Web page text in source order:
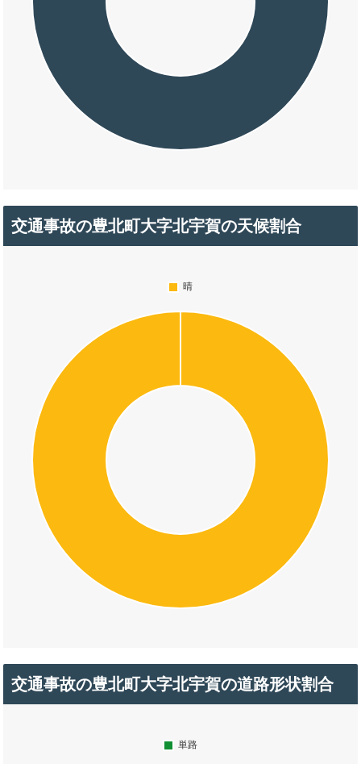
交通事故の豊北町大字北宇賀の天候割合
交通事故の豊北町大字北宇賀の道路形状割合